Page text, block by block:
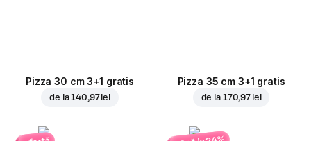
Pizza 30 cm 3+1 gratis
de la140,97 lei
Pizza 35 cm 3+1 gratis
de la 170,97 lei